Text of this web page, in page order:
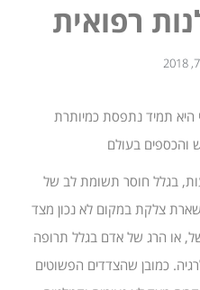
רפואית
היא תמיד נתפסת כמיותרת
והכספים בעולם
בגלל חוסר תשומת לב של
צלקת במקום לא נכון מצד
או הרג של אדם בגלל תרופה
כמובן שהצדדים הפשוטים